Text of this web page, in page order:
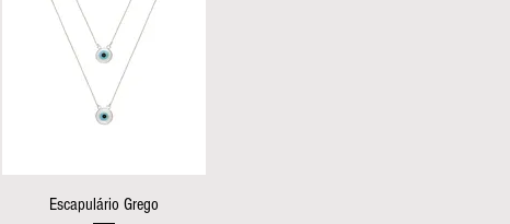
Vista rápida
Escapulário Grego